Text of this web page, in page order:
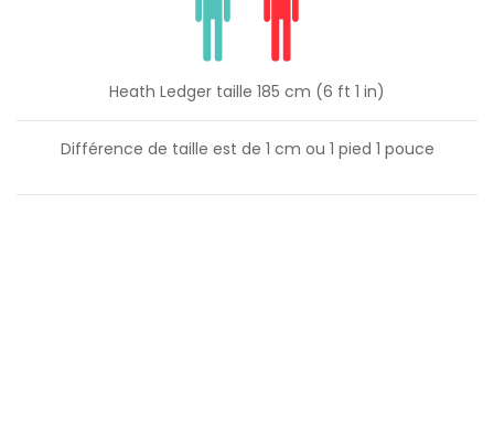
Heath Ledger taille 185 cm (6 ft 1 in)
Différence de taille est de 1 cm ou 1 pied 1 pouce